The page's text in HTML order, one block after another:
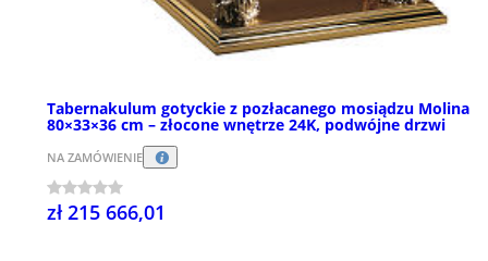
Tabernakulum gotyckie z pozłacanego mosiądzu Molina
80×33×36 cm – złocone wnętrze 24K, podwójne drzwi
NA ZAMÓWIENIE
zł 215 666,01